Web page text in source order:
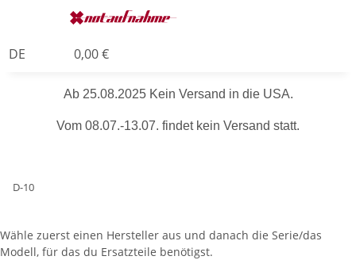
DE 0,00 €
Ab 25.08.2025 Kein Versand in die USA.
Vom 08.07.-13.07. findet kein Versand statt.
D-10
Wähle zuerst einen Hersteller aus und danach die Serie/das
Modell, für das du Ersatzteile benötigst.